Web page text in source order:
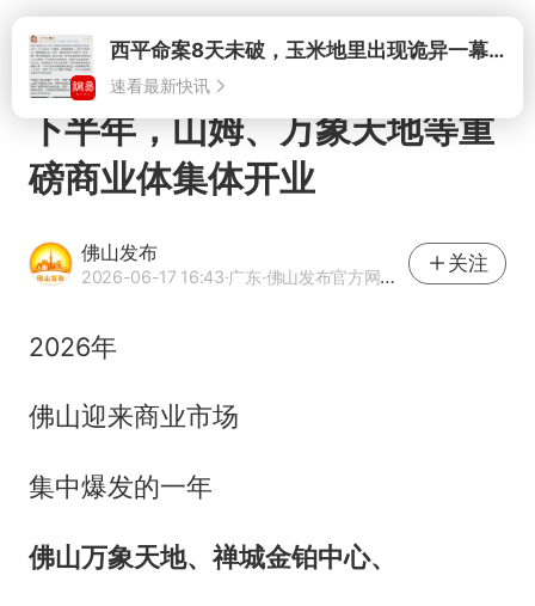
打开西平命案8天未破，玉米地里出现诡异一幕，我突然想起了欧金中
速看最新快讯
下半年，山姆、万象天地等重
磅商业体集体开业
佛山发布
2026-06-17 16:43·广东·佛山发布官方网易号
关注
2026年
佛山迎来商业市场
集中爆发的一年
佛山万象天地、禅城金铂中心、